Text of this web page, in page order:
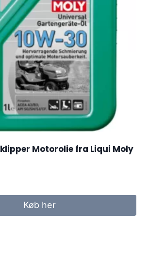
Motorolie fra Liqui Moly
Køb her